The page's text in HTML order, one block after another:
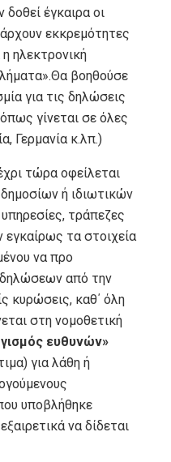
δοθεί έγκαιρα οι
εκκρεμότητες
η ηλεκτρονική
βοηθούσε
για τις δηλώσεις
όπως γίνεται σε όλες
Γερμανία κ.λπ.)
τώρα οφείλεται
ή ιδιωτικών
τράπεζες
εγκαίρως τα στοιχεία
να προ
από την
κυρώσεις, καθ΄ όλη
στη νομοθετική
ευθυνών»
για λάθη ή
υποβλήθηκε
να δίδεται